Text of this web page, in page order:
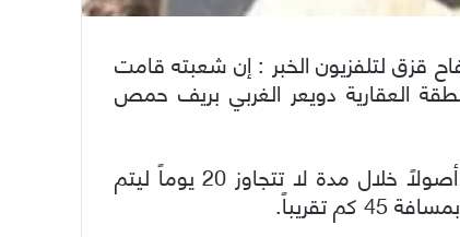
قزق لتلفزيون الخبر : إن شعبته قامت
العقارية دويعر الغربي بريف حمص
وبين المهندس كفاح قزق أن هذه المنطقة سيتم تخصيصها أصولاً خلال مدة لا تتجاوز 20 يوماً ليتم
تقريباً.